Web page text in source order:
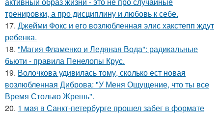
тренировки, а про дисциплину и любовь к себе.
17. Джейми Фокс и его возлюбленная элис хакстепп ждут
ребенка.
18. "Магия Фламенко и Ледяная Вода": радикальные
бьюти - правила Пенелопы Крус.
19. Волочкова удивилась тому, сколько ест новая
возлюбленная Диброва: "У Меня Ощущение, что ты все
Время Столько Жрешь".
20. 1 мая в Санкт-петербурге прошел забег в формате